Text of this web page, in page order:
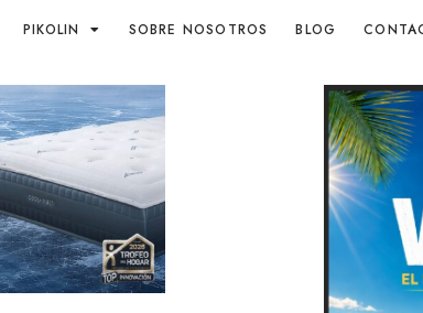
PIKOLIN SOBRE NOSOTROS BLOG